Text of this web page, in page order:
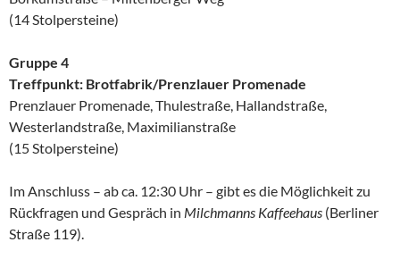
(14 Stolpersteine)
Gruppe 4
Treffpunkt: Brotfabrik/Prenzlauer Promenade
Prenzlauer Promenade, Thulestraße, Hallandstraße,
Westerlandstraße, Maximilianstraße
(15 Stolpersteine)
Im Anschluss – ab ca. 12:30 Uhr – gibt es die Möglichkeit zu
Rückfragen und Gespräch in Milchmanns Kaffeehaus (Berliner
Straße 119).